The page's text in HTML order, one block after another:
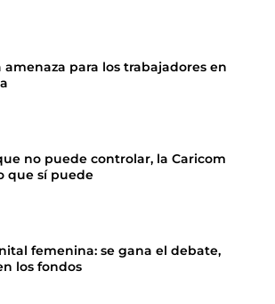
amenaza para los trabajadores en
no puede controlar, la Caricom
que sí puede
femenina: se gana el debate,
los fondos